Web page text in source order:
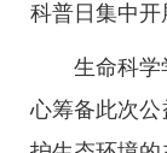
科普日集中开
生命科
心筹备此次